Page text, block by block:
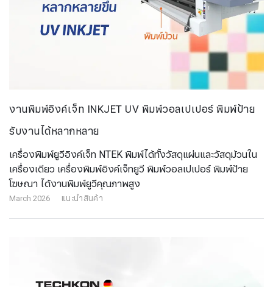
งานพิมพ์อิงค์เจ็ท INKJET UV พิมพ์วอลเปเปอร์ พิมพ์ป้าย
รับงานได้หลากหลาย
เครื่องพิมพ์ยูวีอิงค์เจ็ท NTEK พิมพ์ได้ทั้งวัสดุแผ่นและวัสดุม้วนใน
เครื่องเดียว เครื่องพิมพ์อิงค์เจ็ทยูวี พิมพ์วอลเปเปอร์ พิมพ์ป้าย
โฆษณา ได้งานพิมพ์ยูวีคุณภาพสูง
March 2026 แนะนำสินค้า